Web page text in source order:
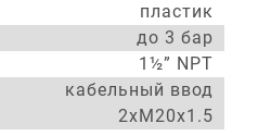
пластик
до 3 бар
1½” NPT
кабельный ввод
2xM20x1.5